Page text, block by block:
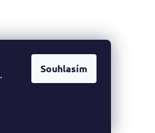
. Souhlasím